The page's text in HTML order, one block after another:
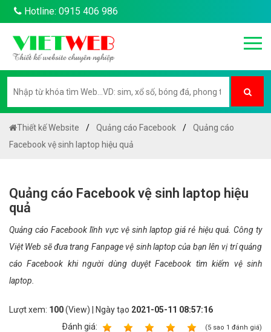
Hotline: 0915 406 986
Thiết kế Website Quảng cáo Facebook
Quảng cáo
Facebook vệ sinh laptop hiệu quả
Quảng cáo Facebook vệ sinh laptop hiệu
quả
Quảng cáo Facebook lĩnh vực vệ sinh laptop giá rẻ hiệu quả. Công ty
Việt Web sẽ đưa trang Fanpage vệ sinh laptop của bạn lên vị trí quảng
cáo Facebook khi người dùng duyệt Facebook tìm kiếm vệ sinh
laptop.
Lượt xem: 100(View) | Ngày tạo 2021-05-11 08:57:16
Ðánh giá:
(5 sao 1 đánh giá)